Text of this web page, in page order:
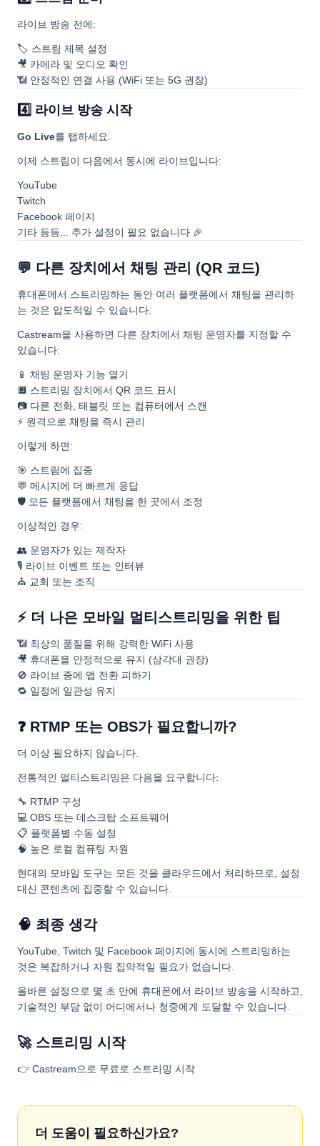
라이브 방송 전에:
🏷️ 스트림 제목 설정
🎥 카메라 및 오디오 확인
📶 안정적인 연결 사용 (WiFi 또는 5G 권장)
4️⃣ 라이브 방송 시작
Go Live를 탭하세요.
이제 스트림이 다음에서 동시에 라이브입니다:
YouTube
Twitch
Facebook 페이지
기타 등등... 추가 설정이 필요 없습니다 🎉
💬 다른 장치에서 채팅 관리 (QR 코드)
휴대폰에서 스트리밍하는 동안 여러 플랫폼에서 채팅을 관리하
는 것은 압도적일 수 있습니다.
Castream을 사용하면 다른 장치에서 채팅 운영자를 지정할 수
있습니다:
📱 채팅 운영자 기능 열기
🔲 스트리밍 장치에서 QR 코드 표시
📷 다른 전화, 태블릿 또는 컴퓨터에서 스캔
⚡ 원격으로 채팅을 즉시 관리
이렇게 하면:
🎯 스트림에 집중
💬 메시지에 더 빠르게 응답
🛡️ 모든 플랫폼에서 채팅을 한 곳에서 조정
이상적인 경우:
👥 운영자가 있는 제작자
🎙️ 라이브 이벤트 또는 인터뷰
⛪ 교회 또는 조직
⚡ 더 나은 모바일 멀티스트리밍을 위한 팁
📶 최상의 품질을 위해 강력한 WiFi 사용
🎥 휴대폰을 안정적으로 유지 (삼각대 권장)
🚫 라이브 중에 앱 전환 피하기
🔁 일정에 일관성 유지
❓ RTMP 또는 OBS가 필요합니까?
더 이상 필요하지 않습니다.
전통적인 멀티스트리밍은 다음을 요구합니다:
🔧 RTMP 구성
💻 OBS 또는 데스크탑 소프트웨어
📋 플랫폼별 수동 설정
🧠 높은 로컬 컴퓨팅 자원
현대의 모바일 도구는 모든 것을 클라우드에서 처리하므로, 설정
대신 콘텐츠에 집중할 수 있습니다.
🧠 최종 생각
YouTube, Twitch 및 Facebook 페이지에 동시에 스트리밍하는
것은 복잡하거나 자원 집약적일 필요가 없습니다.
올바른 설정으로 몇 초 만에 휴대폰에서 라이브 방송을 시작하고,
기술적인 부담 없이 어디에서나 청중에게 도달할 수 있습니다.
🚀 스트리밍 시작
👉 Castream으로 무료로 스트리밍 시작
더 도움이 필요하신가요?